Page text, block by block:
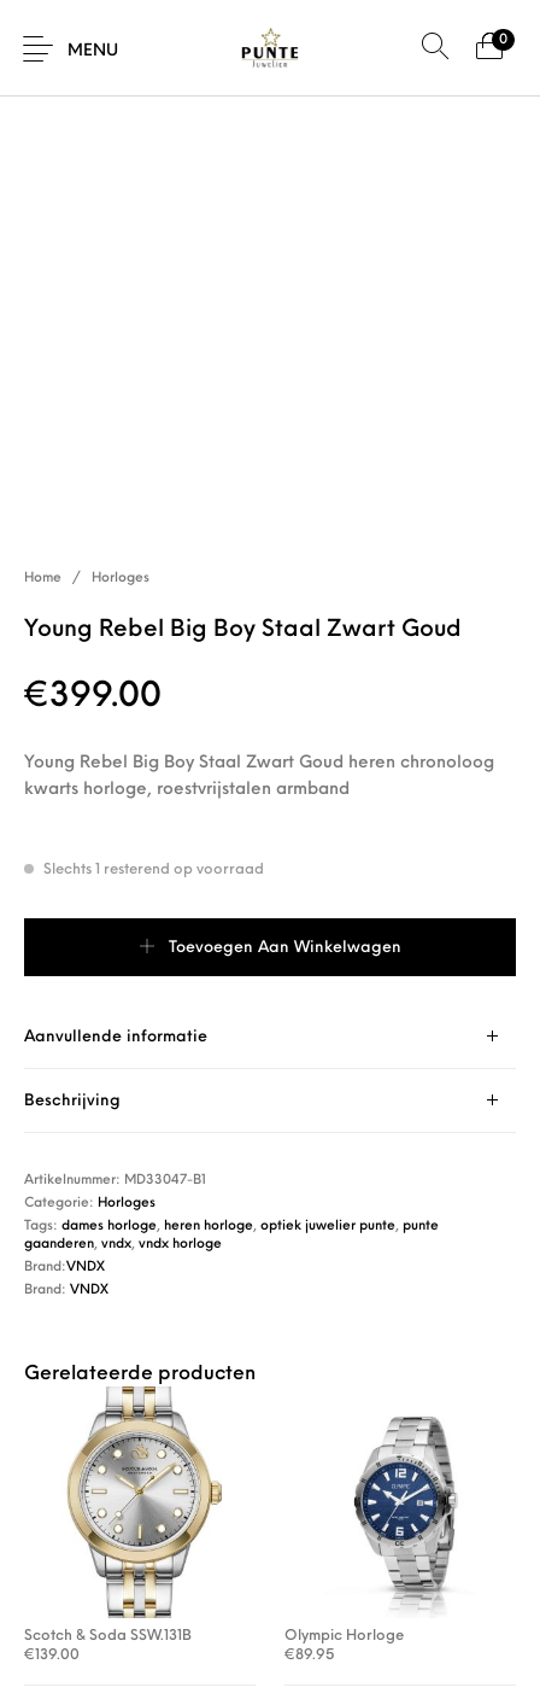
MENU
0
Home / Horloges
Young Rebel Big Boy Staal Zwart Goud
€399.00
Young Rebel Big Boy Staal Zwart Goud heren chronoloog
kwarts horloge, roestvrijstalen armband
Slechts 1 resterend op voorraad
Toevoegen Aan Winkelwagen
Aanvullende informatie
Beschrijving
Artikelnummer: MD33047-B1
Categorie: Horloges
Tags:dames horloge, heren horloge,optiek juwelier punte, punte
gaanderen,vndx,vndx horloge
Brand:VNDX
Brand:VNDX
Gerelateerde producten
Scotch & Soda SSW.131B
€139.00
Olympic Horloge
€89.95